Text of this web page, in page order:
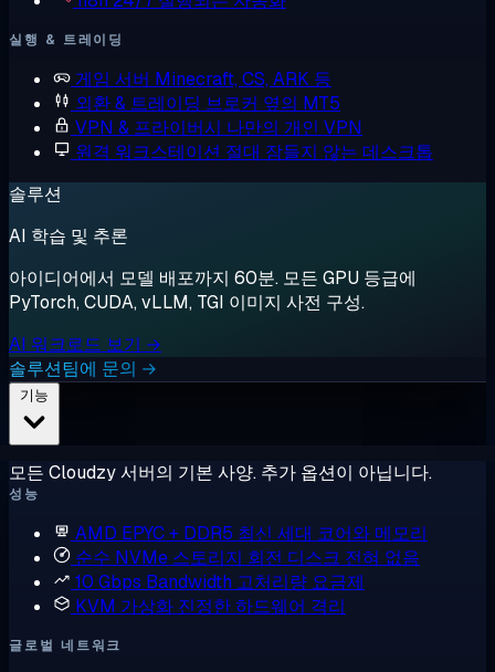
실행 & 트레이딩
게임 서버 Minecraft, CS, ARK 등
외환 & 트레이딩 브로커 옆의 MT5
VPN & 프라이버시 나만의 개인 VPN
원격 워크스테이션 절대 잠들지 않는 데스크톱
솔루션
AI 학습 및 추론
아이디어에서 모델 배포까지 60분. 모든 GPU 등급에
PyTorch, CUDA, vLLM, TGI 이미지 사전 구성.
AI 워크로드 보기 →
솔루션팀에 문의 →
모든 Cloudzy 서버의 기본 사양. 추가 옵션이 아닙니다.
성능
AMD EPYC + DDR5 최신 세대 코어와 메모리
순수 NVMe 스토리지 회전 디스크 전혀 없음
10 Gbps Bandwidth 고처리량 요금제
KVM 가상화 진정한 하드웨어 격리
글로벌 네트워크